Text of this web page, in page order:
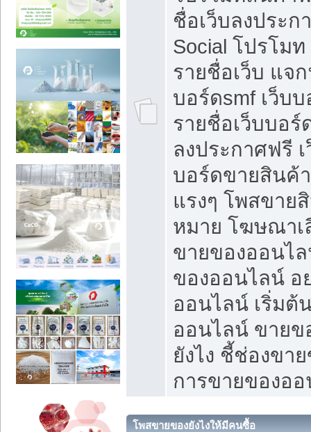
ชื่อเว็บลงประ
Social โปรโม
รายชื่อเว็บ แจ
บอร์ดsmf เว็บ
รายชื่อเว็บบอ
ลงประกาศฟรี
บอร์ดขายสินค้
แรงๆ โพสขาย
หมาย โฆษณาเ
ขายของออนไ
ของออนไลน์ อ
ออนไลน์ เริ่มต้
ออนไลน์ ขายข
ยังไง ชี้ช่องขา
การขายของอ
โพสขายของยังไงให้มีคนซื้อ